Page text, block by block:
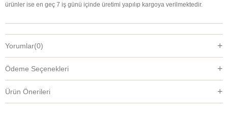
ürünler ise en geç 7 iş günü içinde üretimi yapılıp kargoya verilmektedir.
Yorumlar(0)
Ödeme Seçenekleri
Ürün Önerileri